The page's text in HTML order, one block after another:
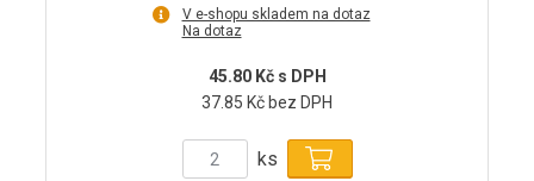
V e-shopu skladem na dotaz
Na dotaz
45.80 Kč s DPH
37.85 Kč bez DPH
ks